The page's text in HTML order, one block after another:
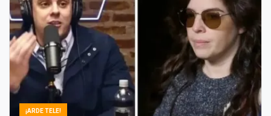
¡ARDE TELE!